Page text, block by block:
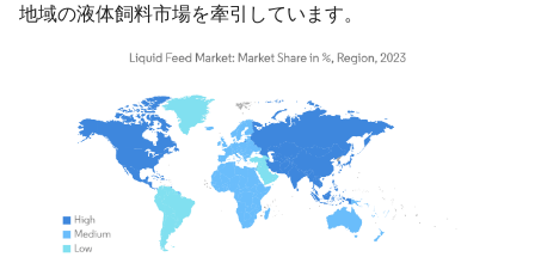
地域の液体飼料市場を牽引しています。